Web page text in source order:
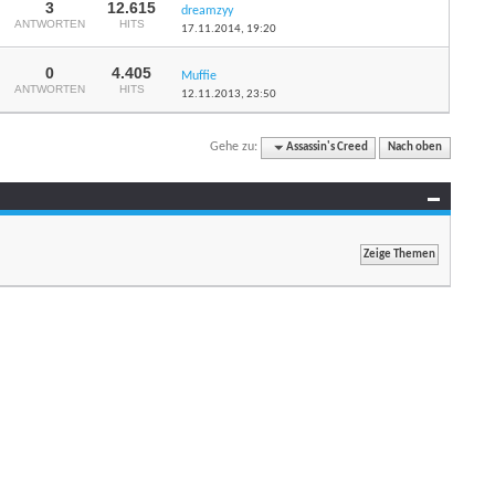
3
ANTWORTEN
12.615
HITS
dreamzyy
17.11.2014, 19:20
0
ANTWORTEN
4.405
HITS
Muffie
12.11.2013,23:50
Gehe zu: Assassin's Creed Nach oben